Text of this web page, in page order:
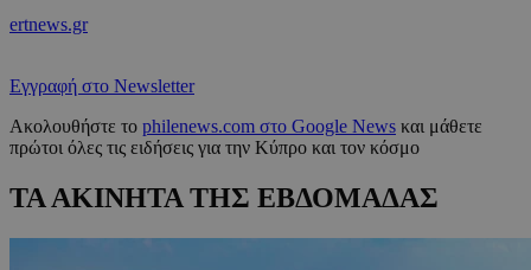
ertnews.gr
Εγγραφή στο Newsletter
Ακολουθήστε το philenews.com στο Google News και μάθετε
πρώτοι όλες τις ειδήσεις για την Κύπρο και τον κόσμο
ΤΑ ΑΚΙΝΗΤΑ ΤΗΣ ΕΒΔΟΜΑΔΑΣ